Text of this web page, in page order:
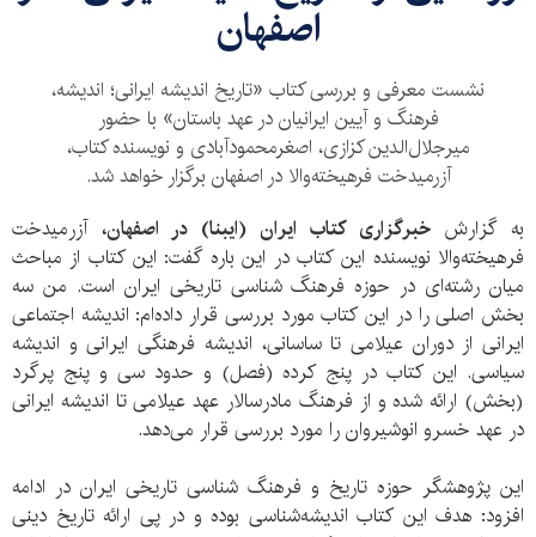
اصفهان
نشست معرفی و بررسی کتاب «تاریخ اندیشه ایرانی؛ اندیشه،
فرهنگ و آیین ایرانیان در عهد باستان» با حضور
میرجلال‌الدین کزازی، اصغرمحمودآبادی و نویسنده کتاب،
آزرمیدخت فرهیخته‌والا در اصفهان برگزار خواهد شد.
به گزارشخبرگزاری کتاب ایران (ایبنا) در اصفهان، آزرمیدخت
فرهیخته‌والا نویسنده این کتاب در این باره گفت: این کتاب از مباحث
میان رشته‌ای در حوزه فرهنگ شناسی تاریخی ایران است. من سه
بخش اصلی را در این کتاب مورد بررسی قرار داده‌ام: اندیشه اجتماعی
ایرانی از دوران عیلامی تا ساسانی، اندیشه فرهنگی ایرانی و اندیشه
سیاسی. این کتاب در پنج کرده (فصل) و حدود سی و پنج پرگرد
(بخش) ارائه شده و از فرهنگ مادرسالار عهد عیلامی تا اندیشه ایرانی
در عهد خسرو انوشیروان را مورد بررسی قرار می‌دهد.
این پژوهشگر حوزه تاریخ و فرهنگ شناسی تاریخی ایران در ادامه
افزود: هدف این کتاب اندیشه‌شناسی بوده و در پی ارائه تاریخ دینی